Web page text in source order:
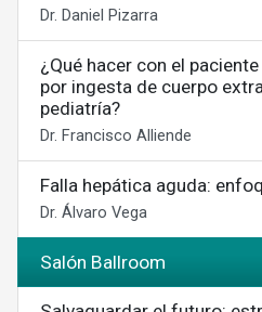
Dr. Daniel Pizarra
¿Qué hacer con el
por ingesta de cuerpo
pediatría?
Dr. Francisco Alliende
Falla hepática aguda:
Dr. Álvaro Vega
Salón Ballroom